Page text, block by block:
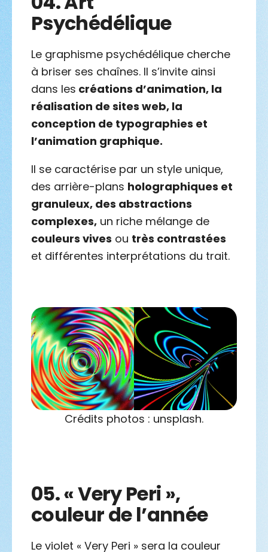
Psychédélique
Le graphisme psychédélique cherche
à briser ses chaînes. Il s’invite ainsi
dans les créations d’animation, la
réalisation de sites web, la
conception de typographies et
l’animation graphique.
Il se caractérise par un style unique,
des arrière-plans holographiques et
granuleux, des abstractions
complexes, un riche mélange de
couleurs vives ou très contrastées
et différentes interprétations du trait.
Crédits photos : unsplash.
05.« Very Peri »,
couleur de l’année
Le violet « Very Peri » sera la couleur